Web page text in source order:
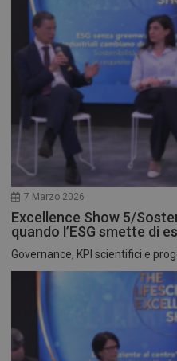
7 Marzo 2026
Excellence Show 5/
quando l’ESG smette di
Governance, KPI scientifici e